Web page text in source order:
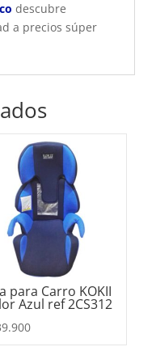
descubre
a precios súper
para Carro KOKII
Azul ref 2CS312